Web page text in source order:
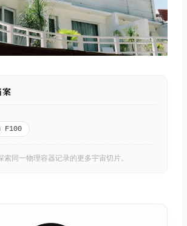
F100
索同一物理容器记录的更多宇宙切片。